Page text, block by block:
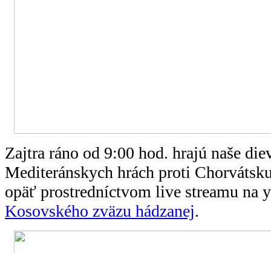
Zajtra ráno od 9:00 hod. hrajú naše
Mediteránskych hrách proti
opäť prostredníctvom live streamu na
Kosovského zväzu hádzanej.